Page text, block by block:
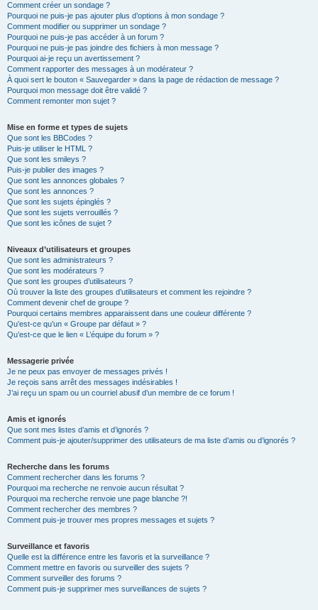
Comment créer un sondage ?
Pourquoi ne puis-je pas ajouter plus d’options à mon sondage ?
Comment modifier ou supprimer un sondage ?
Pourquoi ne puis-je pas accéder à un forum ?
Pourquoi ne puis-je pas joindre des fichiers à mon message ?
Pourquoi ai-je reçu un avertissement ?
Comment rapporter des messages à un modérateur ?
À quoi sert le bouton « Sauvegarder » dans la page de rédaction de message ?
Pourquoi mon message doit être validé ?
Comment remonter mon sujet ?
Mise en forme et types de sujets
Que sont les BBCodes ?
Puis-je utiliser le HTML ?
Que sont les smileys ?
Puis-je publier des images ?
Que sont les annonces globales ?
Que sont les annonces ?
Que sont les sujets épinglés ?
Que sont les sujets verrouillés ?
Que sont les icônes de sujet ?
Niveaux d’utilisateurs et groupes
Que sont les administrateurs ?
Que sont les modérateurs ?
Que sont les groupes d’utilisateurs ?
Où trouver la liste des groupes d’utilisateurs et comment les rejoindre ?
Comment devenir chef de groupe ?
Pourquoi certains membres apparaissent dans une couleur différente ?
Qu’est-ce qu’un « Groupe par défaut » ?
Qu’est-ce que le lien « L’équipe du forum » ?
Messagerie privée
Je ne peux pas envoyer de messages privés !
Je reçois sans arrêt des messages indésirables !
J’ai reçu un spam ou un courriel abusif d’un membre de ce forum !
Amis et ignorés
Que sont mes listes d’amis et d’ignorés ?
Comment puis-je ajouter/supprimer des utilisateurs de ma liste d’amis ou d’ignorés ?
Recherche dans les forums
Comment rechercher dans les forums ?
Pourquoi ma recherche ne renvoie aucun résultat ?
Pourquoi ma recherche renvoie une page blanche ?!
Comment rechercher des membres ?
Comment puis-je trouver mes propres messages et sujets ?
Surveillance et favoris
Quelle est la différence entre les favoris et la surveillance ?
Comment mettre en favoris ou surveiller des sujets ?
Comment surveiller des forums ?
Comment puis-je supprimer mes surveillances de sujets ?